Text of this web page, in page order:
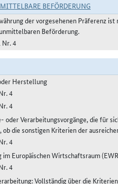
BEFÖRDERUNG
der vorgesehenen Präferenz
Beförderung.
4
Herstellung
4
4
oder Verarbeitungsvorgänge, die für
ob die sonstigen Kriterien der
4
Europäischen Wirtschaftsraum
4
Vollständig über die